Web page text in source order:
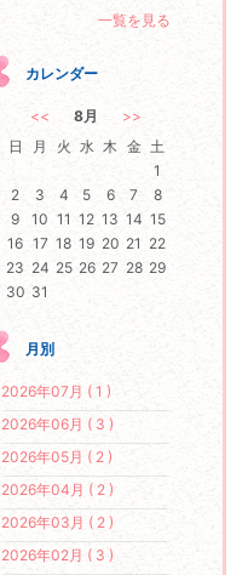
一覧を見る
カレンダー
<< 8月
>>
日
月 火 水 木 金 土
1
2
3 4 5 6 7
8
9
10 11 12 13 14 15
16 17 18 19 20 21 22
23 24 25 26 27 28 29
30 31
月別
2026年07月 ( 1 )
2026年06月 ( 3 )
2026年05月 ( 2 )
2026年04月 ( 2 )
2026年03月 ( 2 )
2026年02月 ( 3 )